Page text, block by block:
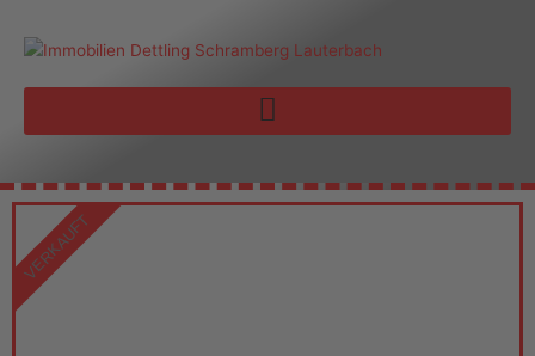
Inhalt
VERKAUFT